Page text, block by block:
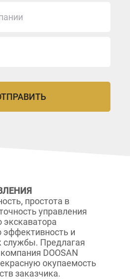
простота в
управления
экскаватора
эффективность и
Предлагая
DOOSAN
окупаемость
заказчика.